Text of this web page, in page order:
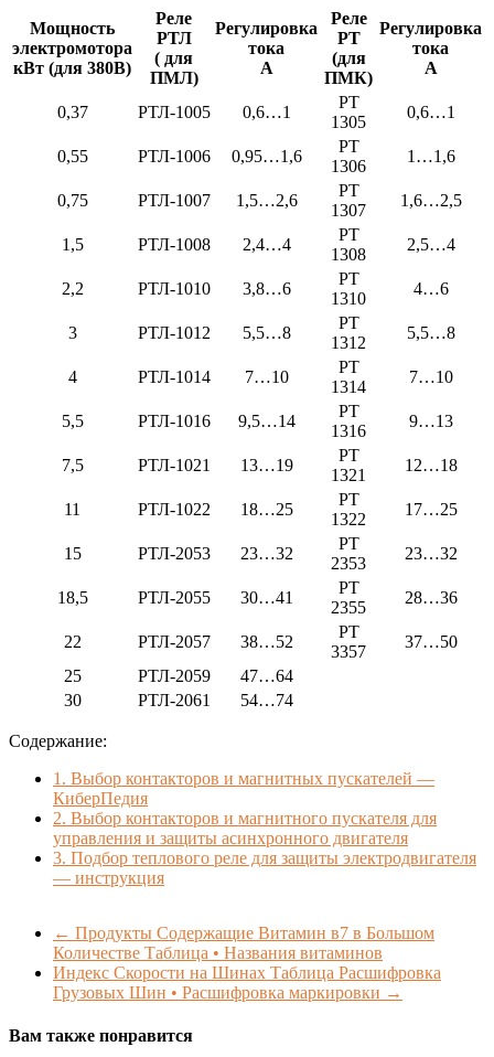
Мощность
электромотора
кВт (для 380В)
Реле
РТЛ
( для
ПМЛ)
Регулировка
тока
А
Реле
РТ
(для
ПМК)
Регулировка
тока
А
0,37 РТЛ-1005 0,6…1
РТ
1305
0,6…1
0,55 РТЛ-1006 0,95…1,6
РТ
1306
1…1,6
0,75 РТЛ-1007 1,5…2,6
РТ
1307
1,6…2,5
1,5 РТЛ-1008 2,4…4
РТ
1308
2,5…4
2,2 РТЛ-1010 3,8…6
РТ
1310
4…6
3 РТЛ-1012 5,5…8
РТ
1312
5,5…8
4 РТЛ-1014 7…10
РТ
1314
7…10
5,5 РТЛ-1016 9,5…14
РТ
1316
9…13
7,5 РТЛ-1021 13…19
РТ
1321
12…18
11 РТЛ-1022 18…25
РТ
1322
17…25
15 РТЛ-2053 23…32
РТ
2353
23…32
18,5 РТЛ-2055 30…41
РТ
2355
28…36
22 РТЛ-2057 38…52
РТ
3357
37…50
25
РТЛ-2059
47…64
30
РТЛ-2061 54…74
Содержание:
1. Выбор контакторов и магнитных пускателей —
КиберПедия
2. Выбор контакторов и магнитного пускателя для
управления и защиты асинхронного двигателя
3. Подбор теплового реле для защиты электродвигателя
— инструкция
← Продукты Содержащие Витамин в7 в Большом
Количестве Таблица • Названия витаминов
Индекс Скорости на Шинах Таблица Расшифровка
Грузовых Шин • Расшифровка маркировки →
Вам также понравится